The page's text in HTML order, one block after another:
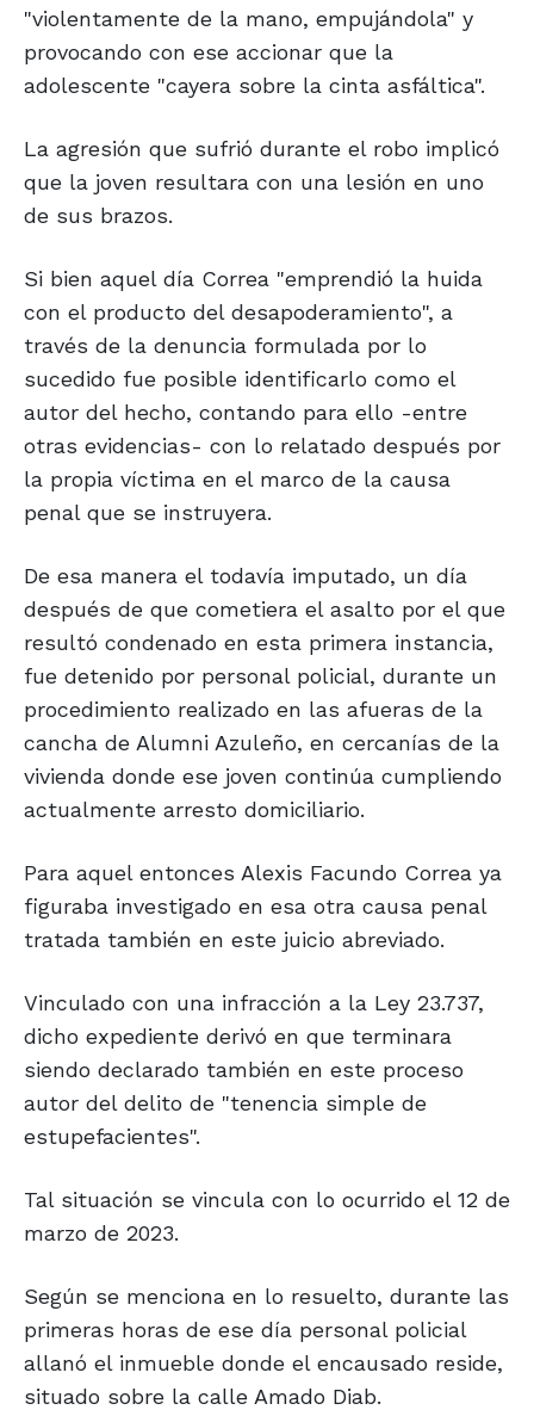
"violentamente de la mano, empujándola" y
provocando con ese accionar que la
adolescente "cayera sobre la cinta asfáltica".
La agresión que sufrió durante el robo implicó
que la joven resultara con una lesión en uno
de sus brazos.
Si bien aquel día Correa "emprendió la huida
con el producto del desapoderamiento", a
través de la denuncia formulada por lo
sucedido fue posible identificarlo como el
autor del hecho, contando para ello -entre
otras evidencias- con lo relatado después por
la propia víctima en el marco de la causa
penal que se instruyera.
De esa manera el todavía imputado, un día
después de que cometiera el asalto por el que
resultó condenado en esta primera instancia,
fue detenido por personal policial, durante un
procedimiento realizado en las afueras de la
cancha de Alumni Azuleño, en cercanías de la
vivienda donde ese joven continúa cumpliendo
actualmente arresto domiciliario.
Para aquel entonces Alexis Facundo Correa ya
figuraba investigado en esa otra causa penal
tratada también en este juicio abreviado.
Vinculado con una infracción a la Ley 23.737,
dicho expediente derivó en que terminara
siendo declarado también en este proceso
autor del delito de "tenencia simple de
estupefacientes".
Tal situación se vincula con lo ocurrido el 12 de
marzo de 2023.
Según se menciona en lo resuelto, durante las
primeras horas de ese día personal policial
allanó el inmueble donde el encausado reside,
situado sobre la calle Amado Diab.